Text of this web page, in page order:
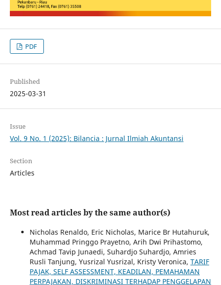
PDF
Published
2025-03-31
Issue
Vol. 9 No. 1 (2025): Bilancia : Jurnal Ilmiah Akuntansi
Section
Articles
Most read articles by the same author(s)
Nicholas Renaldo, Eric Nicholas, Marice Br Hutahuruk,
Muhammad Pringgo Prayetno, Arih Dwi Prihastomo,
Achmad Tavip Junaedi, Suhardjo Suhardjo, Amries
Rusli Tanjung, Yusrizal Yusrizal, Kristy Veronica, TARIF
PAJAK, SELF ASSESSMENT, KEADILAN, PEMAHAMAN
PERPAJAKAN, DISKRIMINASI TERHADAP PENGGELAPAN